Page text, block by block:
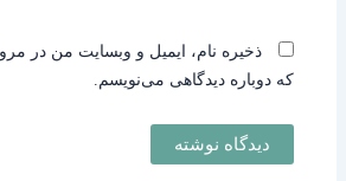
ذخیره نام، ایمیل و وبسایت من در
که دوباره دیدگاهی می‌نویسم.